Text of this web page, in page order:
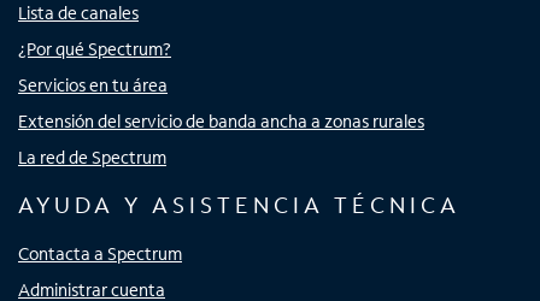
Lista de canales
¿Por qué Spectrum?
Servicios en tu área
Extensión del servicio de banda ancha a zonas rurales
La red de Spectrum
AYUDA Y ASISTENCIA TÉCNICA
Contacta a Spectrum
Administrar cuenta